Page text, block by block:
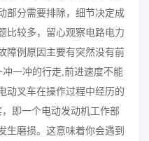
部分需要排除，细节决定成
比较多，留心观察电路电力
障例原因主要有突然没有前
一冲的行走,前进速度不能
动叉车在操作过程中经历的
即一个电动发动机工作部
生磨损。这意味着你会遇到